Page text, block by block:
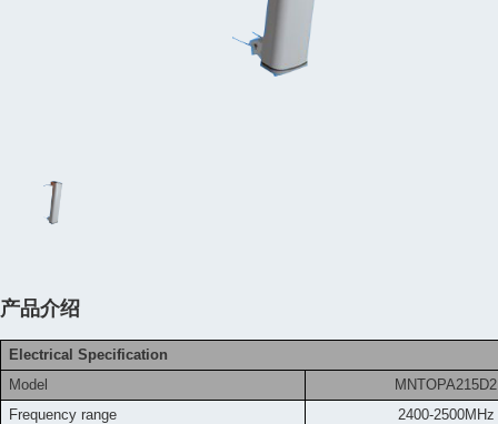
产品介绍
Electrical Specification
Model
MNTOPA215D2
Frequency range
2400-2500MHz